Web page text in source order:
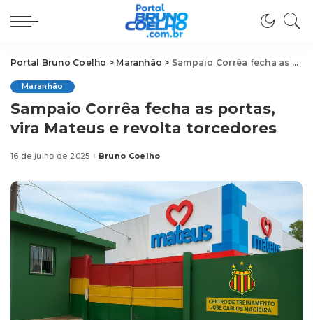
Portal Bruno Coelho > Maranhão > Sampaio Corrêa fecha as portas, vira Mateus e revolta torcedores
Maranhão
Sampaio Corrêa fecha as portas,
vira Mateus e revolta torcedores
16 de julho de 2025Posted
Bruno Coelho